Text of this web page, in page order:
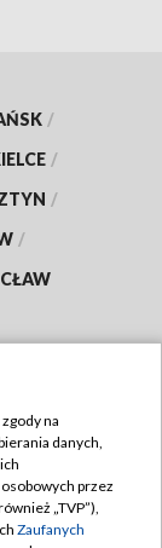
/
/
/
/
na
danych,
przez
„TVP”),
Zaufanych